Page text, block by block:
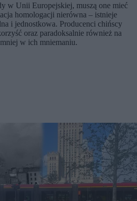
w Unii Europejskiej, muszą one mieć
homologacji nierówna – istnieje
i jednostkowa. Producenci chińscy
oraz paradoksalnie również na
w ich mniemaniu.